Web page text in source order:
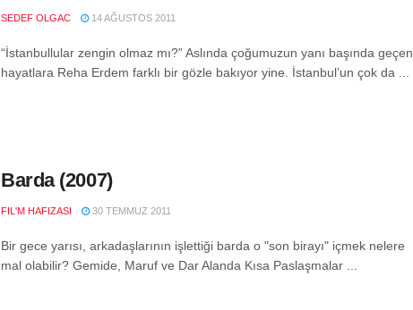
SEDEF OLGAC 14 AĞUSTOS 2011
“İstanbullular zengin olmaz mı?” Aslında çoğumuzun yanı başında geçen
hayatlara Reha Erdem farklı bir gözle bakıyor yine. İstanbul’un çok da ...
Barda (2007)
FIL'M HAFIZASI 30 TEMMUZ 2011
Bir gece yarısı, arkadaşlarının işlettiği barda o "son birayı" içmek nelere
mal olabilir? Gemide, Maruf ve Dar Alanda Kısa Paslaşmalar ...